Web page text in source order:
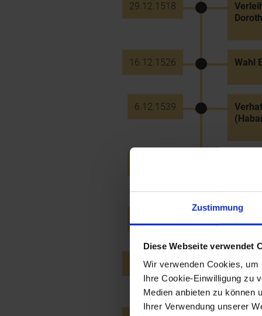
Zustimmung
Diese Webseite verwendet
Wir verwenden Cookies,
Ihre Cookie-Einwilligung zu
Medien anbieten zu können
Ihrer Verwendung unserer
29.12.1518
16.12.1526 Wahl
6.12.1539
12.12.1651